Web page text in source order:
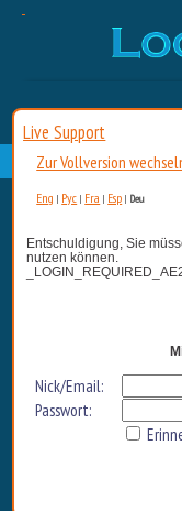
Live Support
Zur Vollversion
Eng | Рус | Fra | Esp | Deu
Entschuldigung, Sie
nutzen können.
Nick/Email:
Passwort: